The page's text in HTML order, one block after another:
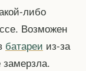
либо
Возможен
батареи из-за
замерзла.